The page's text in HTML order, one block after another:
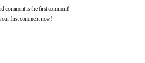
과감히
아웃바